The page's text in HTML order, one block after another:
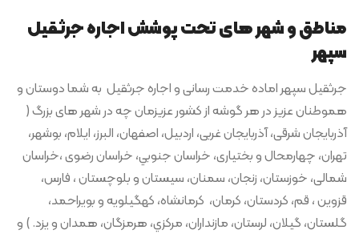
مناطق و شهر های تحت پوشش اجاره جرثقیل
سپهر
جرثقیل سپهر اماده خدمت رسانی و اجاره جرثقیل به شما دوستان و
هموطنان عزیز در هر گوشه از کشور عزیزمان چه در شهر های بزرگ (
آذربایجان شرقی، آذربایجان غربی، اردبیل، اصفهان، البرز، ایلام، بوشهر،
تهران، چهارمحال و بختیاری، خراسان جنوبي، خراسان رضوی ،خراسان
شمالی، خوزستان، زنجان، سمنان، سیستان و بلوچستان ، فارس،
قزوین ، قم، کردستان، كرمان، كرمانشاه، کهگیلویه و بویراحمد،
گلستان، گيلان، لرستان، مازنداران، مركزي، هرمزگان، همدان و يزد. ) و